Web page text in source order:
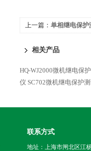
上一篇： 单相继电保
相关产品
HQ-WJ2000微机继电保
仪 SC702微机继电保护
联系方式
地址：上海市闸北区江